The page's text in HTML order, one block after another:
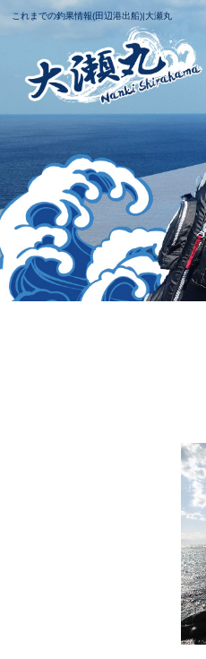
これまでの釣果情報(田辺港出船)|大瀬丸